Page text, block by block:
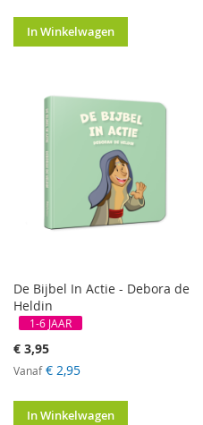
In Winkelwagen
De Bijbel In Actie - Debora de
Heldin
1-6 JAAR
€ 3,95
Vanaf € 2,95
In Winkelwagen